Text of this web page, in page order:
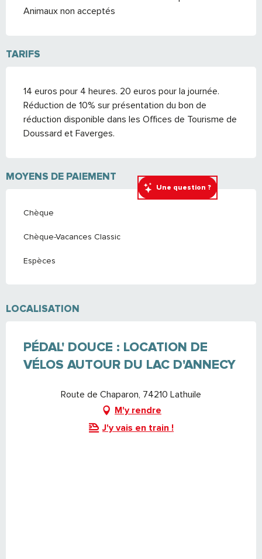
Une question ?
Animaux non acceptés
TARIFS
14 euros pour 4 heures. 20 euros pour la journée.
Réduction de 10% sur présentation du bon de
réduction disponible dans les Offices de Tourisme de
Doussard et Faverges.
MOYENS DE PAIEMENT
Chèque
Chèque-Vacances Classic
Espèces
LOCALISATION
PÉDAL' DOUCE : LOCATION DE
VÉLOS AUTOUR DU LAC D'ANNECY
Route de Chaparon, 74210 Lathuile
M'y rendre
J'y vais en train !